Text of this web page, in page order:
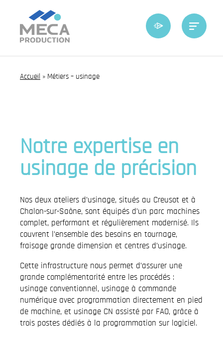
Accueil » Métiers – usinage
Notre expertise en
usinage de précision
Nos deux ateliers d’usinage, situés au Creusot et à
Chalon-sur-Saône, sont équipés d’un parc machines
complet, performant et régulièrement modernisé. Ils
couvrent l’ensemble des besoins en tournage,
fraisage grande dimension et centres d’usinage.
Cette infrastructure nous permet d’assurer une
grande complémentarité entre les procédés :
usinage conventionnel, usinage à commande
numérique avec programmation directement en pied
de machine, et usinage CN assisté par FAO, grâce à
trois postes dédiés à la programmation sur logiciel.